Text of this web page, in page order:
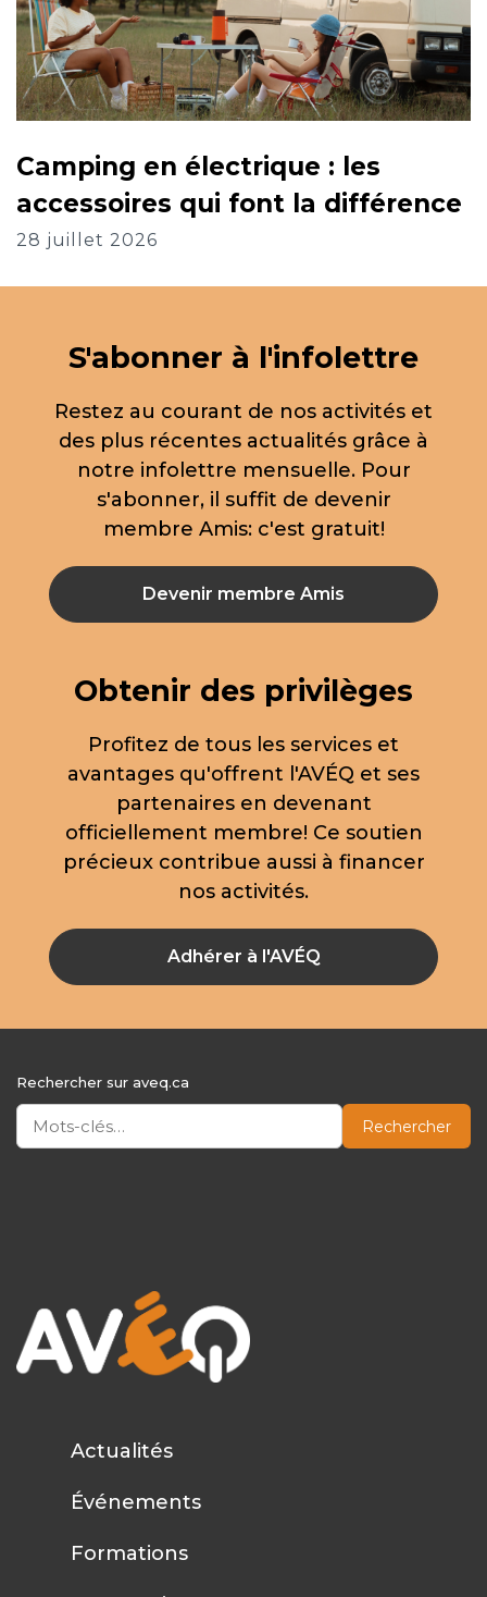
Camping en électrique : les
accessoires qui font la différence
28 juillet 2026
S'abonner à l'infolettre
Restez au courant de nos activités et
des plus récentes actualités grâce à
notre infolettre mensuelle. Pour
s'abonner, il suffit de devenir
membre Amis: c'est gratuit!
Devenir membre Amis
Obtenir des privilèges
Profitez de tous les services et
avantages qu'offrent l'AVÉQ et ses
partenaires en devenant
officiellement membre! Ce soutien
précieux contribue aussi à financer
nos activités.
Adhérer à l'AVÉQ
Rechercher sur aveq.ca
Rechercher
Actualités
Événements
Formations